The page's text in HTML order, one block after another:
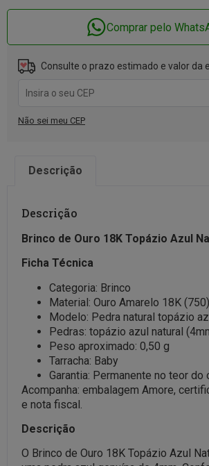
Comprar pelo
Consulte o prazo estimado e valor da
Não sei meu CEP
Descrição
Descrição
Brinco de Ouro 18K Topázio Azul
Ficha Técnica
Categoria: Brinco
Material: Ouro Amarelo 18K (750)
Modelo: Pedra natural topázio
Pedras: topázio azul natural
Peso aproximado: 0,50 g
Tarracha: Baby
Garantia: Permanente no teor do
Acompanha: embalagem Amore,
e nota fiscal.
Descrição
O Brinco de Ouro 18K Topázio Azul